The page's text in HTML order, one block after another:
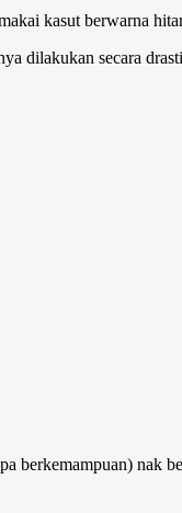
kasut berwarna
dilakukan secara
berkemampuan) nak